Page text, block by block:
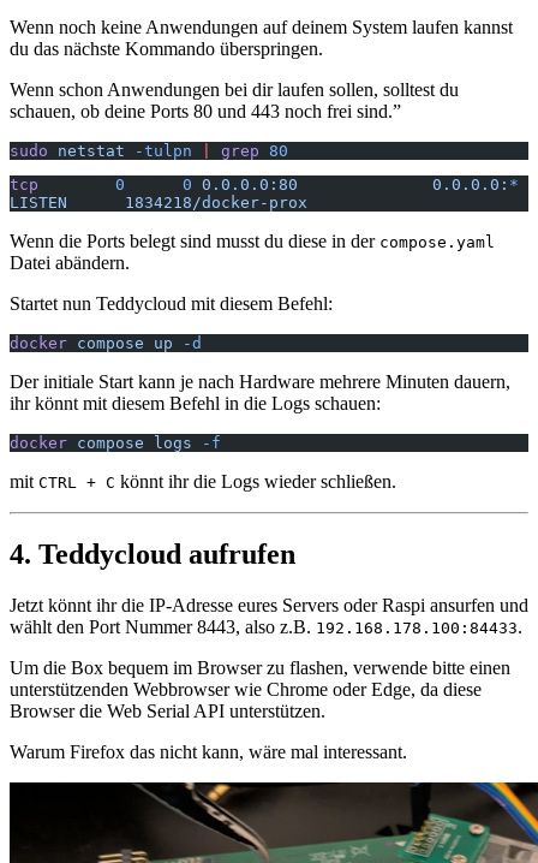
Wenn noch keine Anwendungen auf deinem System laufen kannst
du das nächste Kommando überspringen.
Wenn schon Anwendungen bei dir laufen sollen, solltest du
schauen, ob deine Ports 80 und 443 noch frei sind.”
sudo netstat -tulpn grep 80
tcp
        0
      0
0.0.0.0:80
              0.0.0.0:
*
LISTEN
      1834218/docker-prox
Wenn die Ports belegt sind musst du diese in der compose.yaml
Datei abändern.
Startet nun Teddycloud mit diesem Befehl:
docker compose up -d
Der initiale Start kann je nach Hardware mehrere Minuten dauern,
ihr könnt mit diesem Befehl in die Logs schauen:
docker compose logs -f
mit CTRL + C könnt ihr die Logs wieder schließen.
4. Teddycloud aufrufen
Jetzt könnt ihr die IP-Adresse eures Servers oder Raspi ansurfen und
wählt den Port Nummer 8443, also z.B. 192.168.178.100:84433.
Um die Box bequem im Browser zu flashen, verwende bitte einen
unterstützenden Webbrowser wie Chrome oder Edge, da diese
Browser die Web Serial API unterstützen.
Warum Firefox das nicht kann, wäre mal interessant.